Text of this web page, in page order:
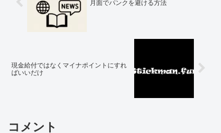
月面でパンクを避ける方法
現金給付ではなくマイナポイントにすれ
ばいいだけ
コメント